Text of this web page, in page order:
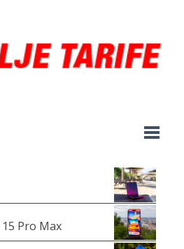
Pro Max